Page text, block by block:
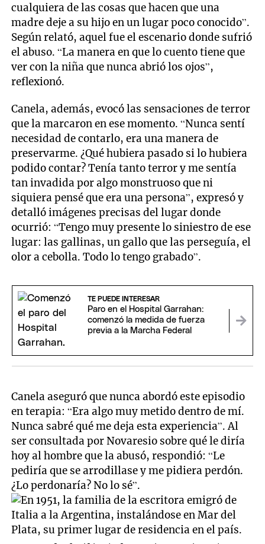
cualquiera de las cosas que hacen que una
madre deje a su hijo en un lugar poco conocido”.
Según relató, aquel fue el escenario donde sufrió
el abuso. “La manera en que lo cuento tiene que
ver con la niña que nunca abrió los ojos”,
reflexionó.
Canela, además, evocó las sensaciones de terror
que la marcaron en ese momento. “Nunca sentí
necesidad de contarlo, era una manera de
preservarme. ¿Qué hubiera pasado si lo hubiera
podido contar? Tenía tanto terror y me sentía
tan invadida por algo monstruoso que ni
siquiera pensé que era una persona”, expresó y
detalló imágenes precisas del lugar donde
ocurrió: “Tengo muy presente lo siniestro de ese
lugar: las gallinas, un gallo que las perseguía, el
olor a cebolla. Todo lo tengo grabado”.
TE PUEDE INTERESAR
Paro en el Hospital Garrahan:
comenzó la medida de fuerza
previa a la Marcha Federal
Canela aseguró que nunca abordó este episodio
en terapia: “Era algo muy metido dentro de mí.
Nunca sabré qué me deja esta experiencia”. Al
ser consultada por Novaresio sobre qué le diría
hoy al hombre que la abusó, respondió: “Le
pediría que se arrodillase y me pidiera perdón.
¿Lo perdonaría? No lo sé”.